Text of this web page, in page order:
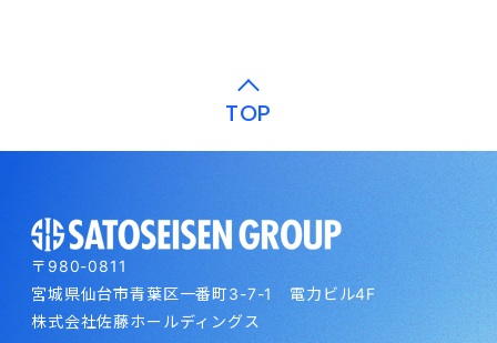
TOP
〒980-0811
宮城県仙台市青葉区一番町3-7-1 電力ビル4F
株式会社佐藤ホールディングス